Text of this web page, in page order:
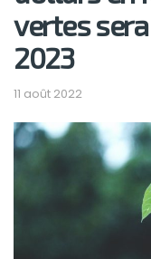
vertes
2023
11 août 2022